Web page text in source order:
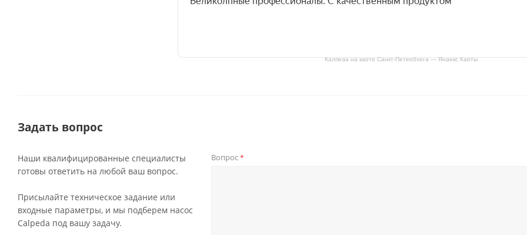
Калпеда на карте Санкт‑Петербурга — Яндекс Карты
Задать вопрос
Наши квалифицированные специалисты
готовы ответить на любой ваш вопрос.
Присылайте техническое задание или
входные параметры, и мы подберем насос
Calpeda под вашу задачу.
Вопрос*